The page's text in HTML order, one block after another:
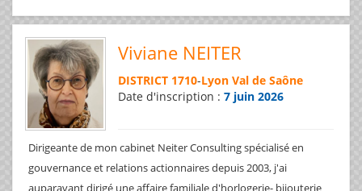
Viviane NEITER
DISTRICT 1710-Lyon Val de Saône
Date d'inscription : 7 juin 2026
Dirigeante de mon cabinet Neiter Consulting spécialisé en
gouvernance et relations actionnaires depuis 2003, j'ai
auparavant dirigé une affaire familiale d'horlogerie- bijouterie